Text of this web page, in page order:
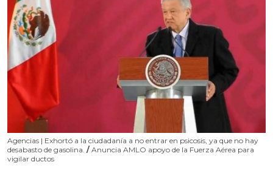
Agencias | Exhortó a la ciudadanía a no entrar en psicosis, ya que no hay
desabasto de gasolina. / Anuncia AMLO apoyo de la Fuerza Aérea para
vigilar ductos